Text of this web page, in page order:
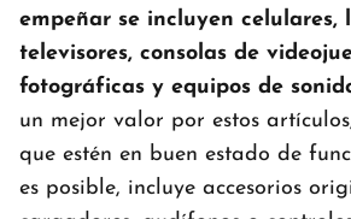
empeñar se incluyen celulares,
televisores, consolas de
fotográficas y equipos de
un mejor valor por estos
que estén en buen estado de
es posible, incluye accesorios